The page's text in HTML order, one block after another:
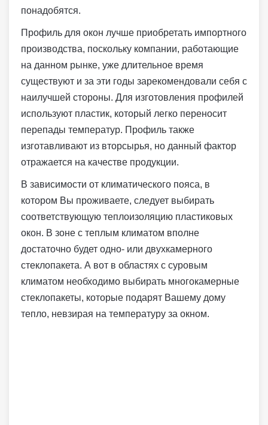
понадобятся.
Профиль для окон лучше приобретать импортного
производства, поскольку компании, работающие
на данном рынке, уже длительное время
существуют и за эти годы зарекомендовали себя с
наилучшей стороны. Для изготовления профилей
используют пластик, который легко переносит
перепады температур. Профиль также
изготавливают из вторсырья, но данный фактор
отражается на качестве продукции.
В зависимости от климатического пояса, в
котором Вы проживаете, следует выбирать
соответствующую теплоизоляцию пластиковых
окон. В зоне с теплым климатом вполне
достаточно будет одно- или двухкамерного
стеклопакета. А вот в областях с суровым
климатом необходимо выбирать многокамерные
стеклопакеты, которые подарят Вашему дому
тепло, невзирая на температуру за окном.